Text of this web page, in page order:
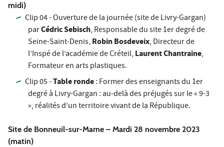
midi)
Clip 04 - Ouverture de la journée (site de Livry-Gargan)
parCédric Sebisch, Responsable du site 1er degré de
Seine-Saint-Denis, Robin Bosdeveix, Directeur de
l’Inspé de l’académie de Créteil, Laurent Chantraine,
Formateur en arts plastiques.
Clip 05 -Table ronde: Former des enseignants du 1er
degré à Livry-Gargan : au-delà des préjugés sur le « 9-3
», réalités d’un territoire vivant de la République.
Site de Bonneuil-sur-Marne – Mardi 28 novembre 2023
(matin)